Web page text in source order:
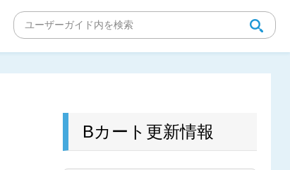
Bカート更新情報